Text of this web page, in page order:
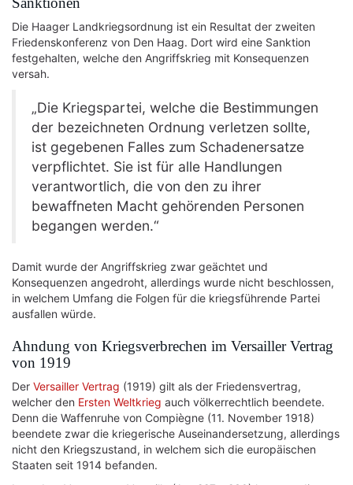
Die Haager Landkriegsordnung ist ein Resultat der zweiten
Friedenskonferenz von Den Haag. Dort wird eine Sanktion
festgehalten, welche den Angriffskrieg mit Konsequenzen
versah.
„Die Kriegspartei, welche die Bestimmungen
der bezeichneten Ordnung verletzen sollte,
ist gegebenen Falles zum Schadenersatze
verpflichtet. Sie ist für alle Handlungen
verantwortlich, die von den zu ihrer
bewaffneten Macht gehörenden Personen
begangen werden.“
Damit wurde der Angriffskrieg zwar geächtet und
Konsequenzen angedroht, allerdings wurde nicht beschlossen,
in welchem Umfang die Folgen für die kriegsführende Partei
ausfallen würde.
Ahndung von Kriegsverbrechen im Versailler Vertrag
von 1919
Der Versailler Vertrag (1919) gilt als der Friedensvertrag,
welcher den Ersten Weltkrieg auch völkerrechtlich beendete.
Denn die Waffenruhe von Compiègne (11. November 1918)
beendete zwar die kriegerische Auseinandersetzung, allerdings
nicht den Kriegszustand, in welchem sich die europäischen
Staaten seit 1914 befanden.